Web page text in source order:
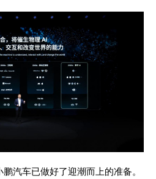
汽车已做好了迎潮而上的准备。